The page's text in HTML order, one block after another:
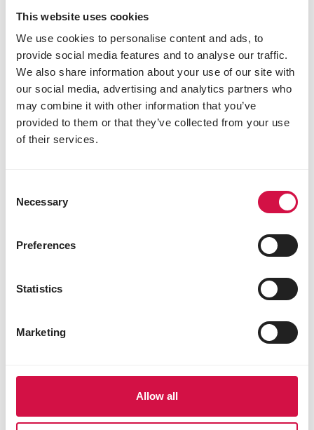
This website uses cookies
We use cookies to personalise content and ads, to
provide social media features and to analyse our traffic.
We also share information about your use of our site with
our social media, advertising and analytics partners who
may combine it with other information that you’ve
provided to them or that they’ve collected from your use
of their services.
Selection
Necessary
Preferences
Statistics
Marketing
Allow all
Sticks Pflanzenfresser Triple Variety
Ofengebackener Snack für Hauskaninchen
und andere Pflanzenfresser